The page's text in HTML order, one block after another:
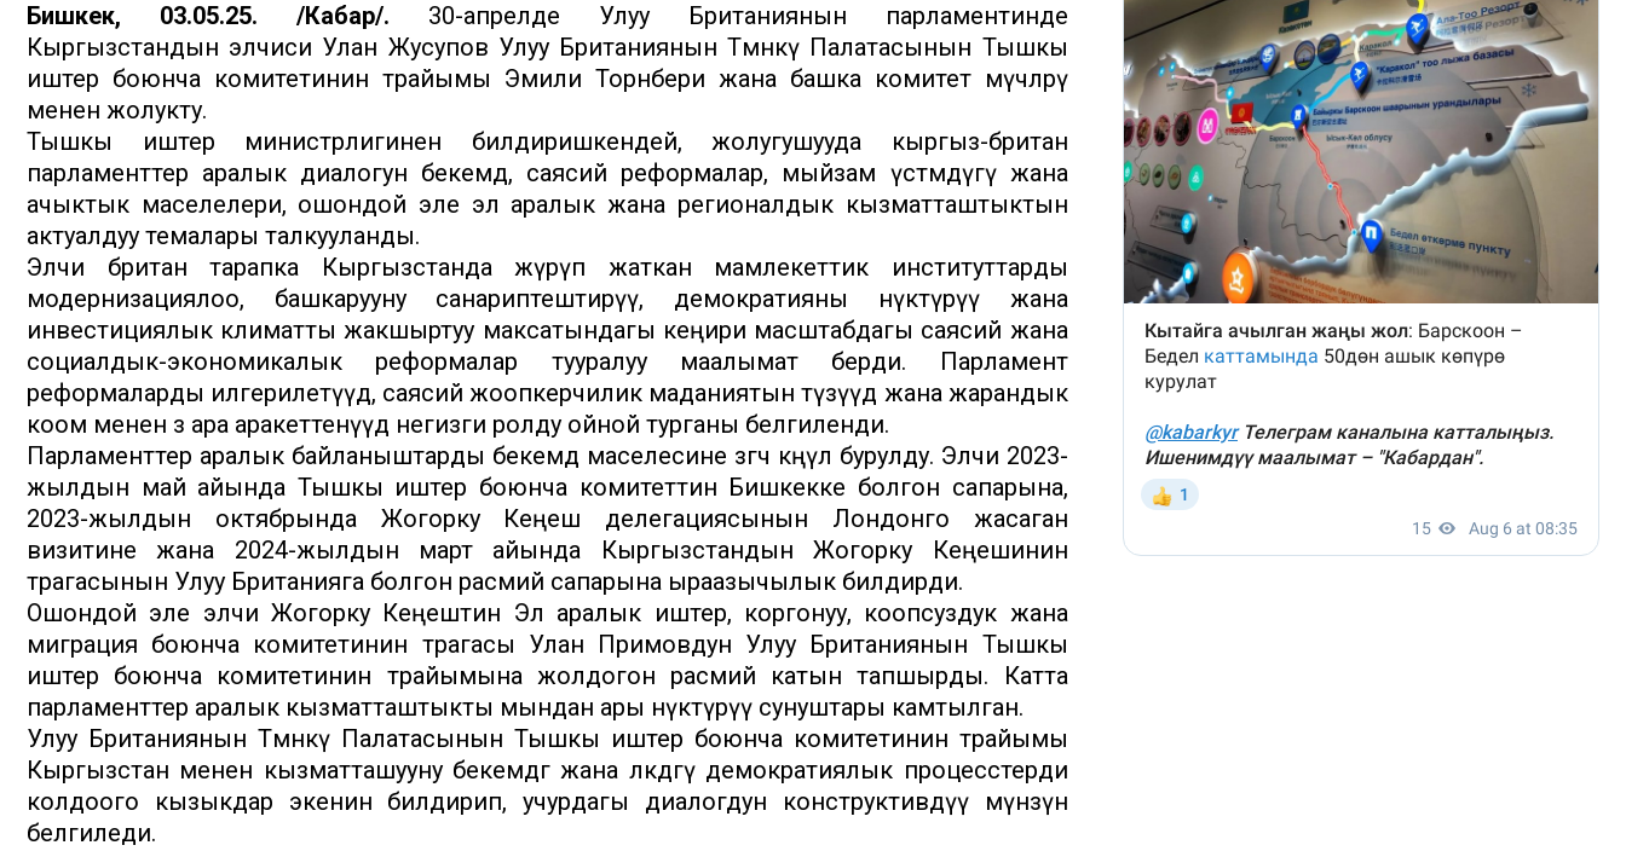
Бишкек, 03.05.25. /Кабар/. 30-апрелде Улуу Британиянын парламентинде
Кыргызстандын элчиси Улан Жусупов Улуу Британиянын Төмөнкү Палатасынын Тышкы
иштер боюнча комитетинин төрайымы Эмили Торнбери жана башка комитет мүчөлөрү
менен жолукту.
Тышкы иштер министрлигинен билдиришкендей, жолугушууда кыргыз-британ
парламенттер аралык диалогун бекемдөө, саясий реформалар, мыйзам үстөмдүгү жана
ачыктык маселелери, ошондой эле эл аралык жана регионалдык кызматташтыктын
актуалдуу темалары талкууланды.
Элчи британ тарапка Кыргызстанда жүрүп жаткан мамлекеттик институттарды
модернизациялоо, башкарууну санариптештирүү, демократияны өнүктүрүү жана
инвестициялык климатты жакшыртуу максатындагы кеңири масштабдагы саясий жана
социалдык-экономикалык реформалар тууралуу маалымат берди. Парламент
реформаларды илгерилетүүдө, саясий жоопкерчилик маданиятын түзүүдө жана жарандык
коом менен өз ара аракеттенүүдө негизги ролду ойной турганы белгиленди.
Парламенттер аралык байланыштарды бекемдөө маселесине өзгөчө көңүл бурулду. Элчи 2023-
жылдын май айында Тышкы иштер боюнча комитеттин Бишкекке болгон сапарына,
2023-жылдын октябрында Жогорку Кеңеш делегациясынын Лондонго жасаган
визитине жана 2024-жылдын март айында Кыргызстандын Жогорку Кеңешинин
төрагасынын Улуу Британияга болгон расмий сапарына ыраазычылык билдирди.
Ошондой эле элчи Жогорку Кеңештин Эл аралык иштер, коргонуу, коопсуздук жана
миграция боюнча комитетинин төрагасы Улан Примовдун Улуу Британиянын Тышкы
иштер боюнча комитетинин төрайымына жолдогон расмий катын тапшырды. Катта
парламенттер аралык кызматташтыкты мындан ары өнүктүрүү сунуштары камтылган.
Улуу Британиянын Төмөнкү Палатасынын Тышкы иштер боюнча комитетинин төрайымы
Кыргызстан менен кызматташууну бекемдөөгө жана өлкөдөгү демократиялык процесстерди
колдоого кызыкдар экенин билдирип, учурдагы диалогдун конструктивдүү мүнөзүн
белгиледи.